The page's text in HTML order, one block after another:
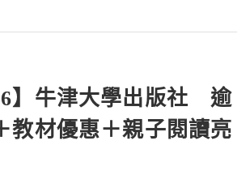
將其隱藏人氣美食「炸雞」納入陣容
出份量十足、全新登場
】牛津大學出版社 逾
教材優惠＋親子閱讀亮